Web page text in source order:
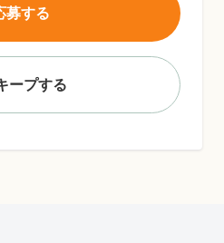
ープする
募する